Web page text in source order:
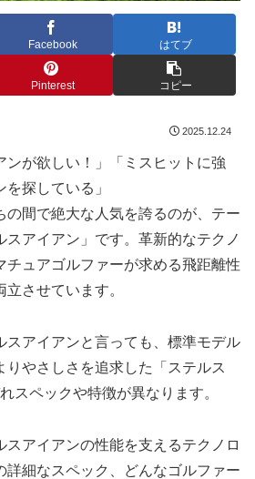
Facebook はてブ
Pinterest コピー
2025.12.24
ンが欲しい！」「ミスヒットに強
探している」
の間で絶大な人気を誇るのが、テー
スアイアン」です。革新的なテクノ
チュアゴルファーが求める飛距離性
させています。
スアイアンと言っても、標準モデル
りやさしさを追求した「ステルス
スペックや特徴が異なります。
スアイアンの性能を支えるテクノロ
詳細なスペック、どんなゴルファー